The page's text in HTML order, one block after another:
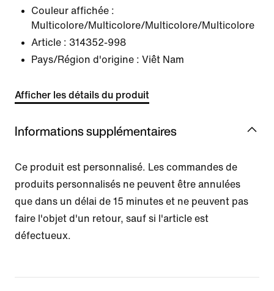
Couleur affichée :
Multicolore/Multicolore/Multicolore/Multicolore
Article : 314352-998
Pays/Région d'origine : Viêt Nam
Afficher les détails du produit
Informations supplémentaires
Ce produit est personnalisé. Les commandes de
produits personnalisés ne peuvent être annulées
que dans un délai de 15 minutes et ne peuvent pas
faire l'objet d'un retour, sauf si l'article est
défectueux.